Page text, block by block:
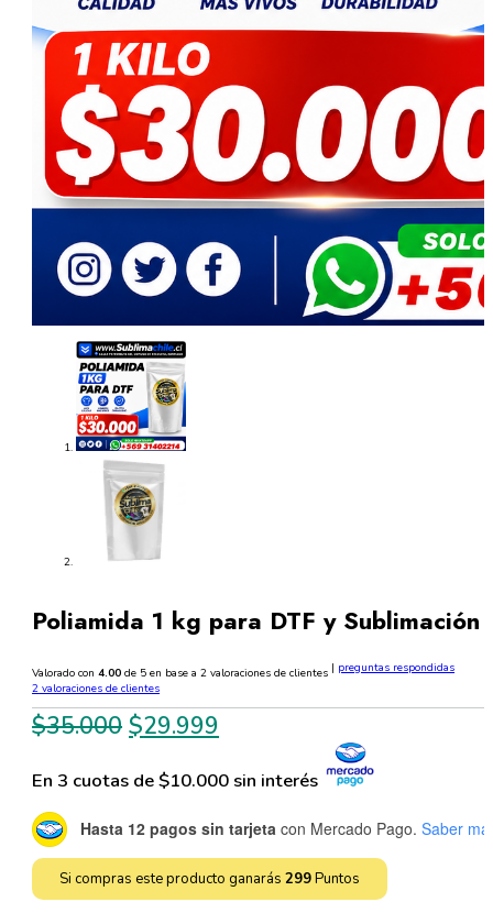
Poliamida 1 kg para DTF y Sublimación
Valorado con4.00 de 5 en base a2 valoraciones de clientes
2 valoraciones de clientes
| preguntas respondidas
$35.000 El
original
era:
$35.000.
$29.999
actual
es:
$29.999.
En 3 cuotas de $10.000 sin interés
Hasta 12 pagos sin tarjeta con Mercado Pago. Saber
Si compras este producto ganarás299Puntos